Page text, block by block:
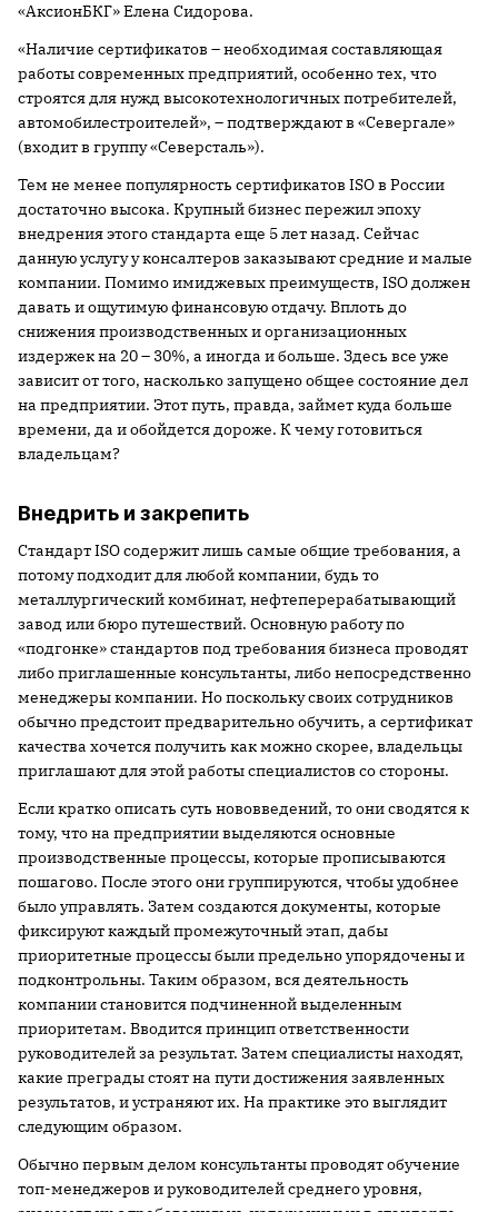
«АксионБКГ» Елена Сидорова.
«Наличие сертификатов – необходимая составляющая
работы современных предприятий, особенно тех, что
строятся для нужд высокотехнологичных потребителей,
автомобилестроителей», – подтверждают в «Севергале»
(входит в группу «Северсталь»).
Тем не менее популярность сертификатов ISO в России
достаточно высока. Крупный бизнес пережил эпоху
внедрения этого стандарта еще 5 лет назад. Сейчас
данную услугу у консалтеров заказывают средние и малые
компании. Помимо имиджевых преимуществ, ISO должен
давать и ощутимую финансовую отдачу. Вплоть до
снижения производственных и организационных
издержек на 20 – 30%, а иногда и больше. Здесь все уже
зависит от того, насколько запущено общее состояние дел
на предприятии. Этот путь, правда, займет куда больше
времени, да и обойдется дороже. К чему готовиться
владельцам?
Внедрить и закрепить
Стандарт ISO содержит лишь самые общие требования, а
потому подходит для любой компании, будь то
металлургический комбинат, нефтеперерабатывающий
завод или бюро путешествий. Основную работу по
«подгонке» стандартов под требования бизнеса проводят
либо приглашенные консультанты, либо непосредственно
менеджеры компании. Но поскольку своих сотрудников
обычно предстоит предварительно обучить, а сертификат
качества хочется получить как можно скорее, владельцы
приглашают для этой работы специалистов со стороны.
Если кратко описать суть нововведений, то они сводятся к
тому, что на предприятии выделяются основные
производственные процессы, которые прописываются
пошагово. После этого они группируются, чтобы удобнее
было управлять. Затем создаются документы, которые
фиксируют каждый промежуточный этап, дабы
приоритетные процессы были предельно упорядочены и
подконтрольны. Таким образом, вся деятельность
компании становится подчиненной выделенным
приоритетам. Вводится принцип ответственности
руководителей за результат. Затем специалисты находят,
какие преграды стоят на пути достижения заявленных
результатов, и устраняют их. На практике это выглядит
следующим образом.
Обычно первым делом консультанты проводят обучение
топ-менеджеров и руководителей среднего уровня,